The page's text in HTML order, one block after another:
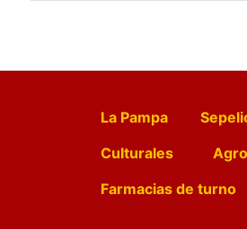
La Pampa
Culturales
Farmacias de turno